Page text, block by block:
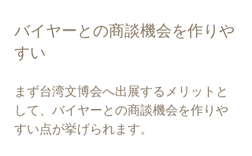
バイヤーとの商談機会を作りや
すい
まず台湾文博会へ出展するメリットと
して、バイヤーとの商談機会を作りや
すい点が挙げられます。